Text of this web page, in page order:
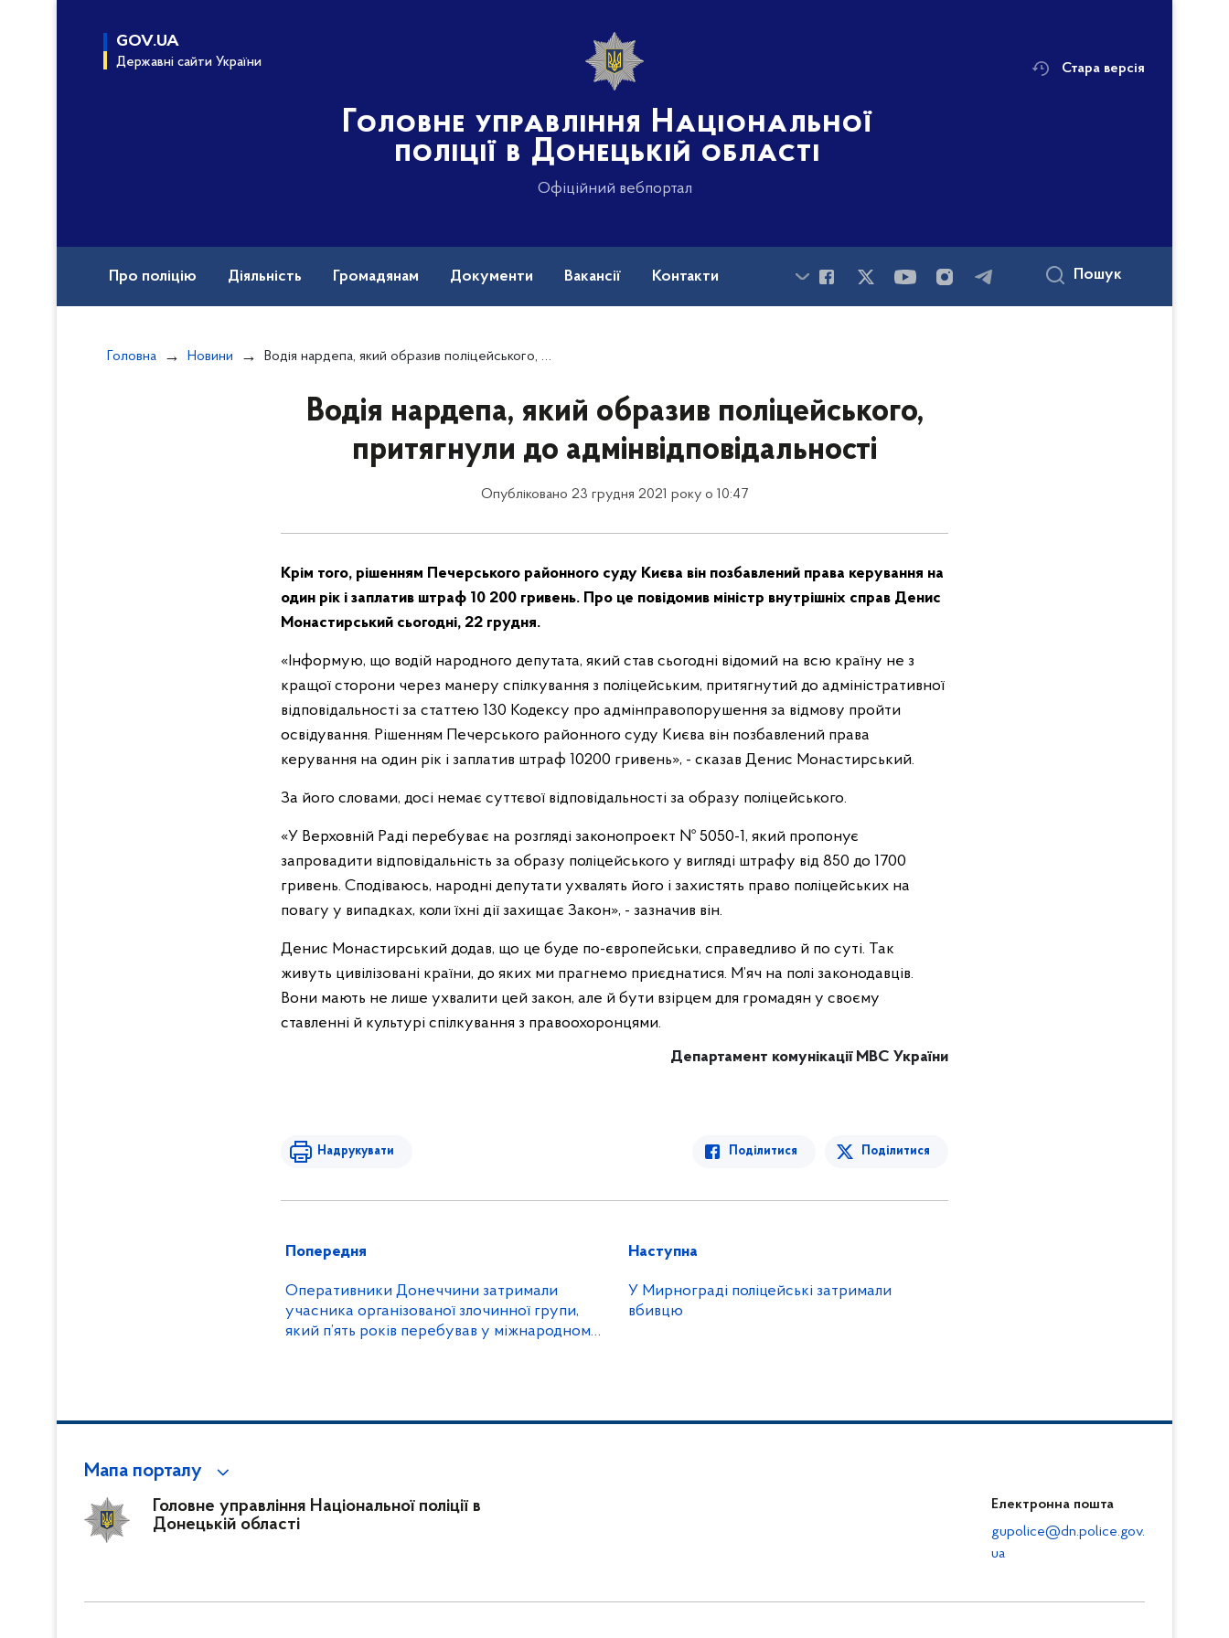
GOV.UA
Державні сайти України
Головне управління Національної
поліції в Донецькій області
Офіційний вебпортал
Стара версія
Про поліцію Діяльність Громадянам Документи Вакансії Контакти Пошук
Головна Новини Водія нардепа, який образив поліцейського, притягнули до адмінвідповідальності
Водія нардепа, який образив поліцейського,
притягнули до адмінвідповідальності
Опубліковано 23 грудня 2021 року о 10:47
Крім того, рішенням Печерського районного суду Києва він позбавлений права керування на
один рік і заплатив штраф 10 200 гривень. Про це повідомив міністр внутрішніх справ Денис
Монастирський сьогодні, 22 грудня.
«Інформую, що водій народного депутата, який став сьогодні відомий на всю країну не з
кращої сторони через манеру спілкування з поліцейським, притягнутий до адміністративної
відповідальності за статтею 130 Кодексу про адмінправопорушення за відмову пройти
освідування. Рішенням Печерського районного суду Києва він позбавлений права
керування на один рік і заплатив штраф 10200 гривень», - сказав Денис Монастирський.
За його словами, досі немає суттєвої відповідальності за образу поліцейського.
«У Верховній Раді перебуває на розгляді законопроект № 5050-1, який пропонує
запровадити відповідальність за образу поліцейського у вигляді штрафу від 850 до 1700
гривень. Сподіваюсь, народні депутати ухвалять його і захистять право поліцейських на
повагу у випадках, коли їхні дії захищає Закон», - зазначив він.
Денис Монастирський додав, що це буде по-європейськи, справедливо й по суті. Так
живуть цивілізовані країни, до яких ми прагнемо приєднатися. М’яч на полі законодавців.
Вони мають не лише ухвалити цей закон, але й бути взірцем для громадян у своєму
ставленні й культурі спілкування з правоохоронцями.
Департамент комунікації МВС України
Надрукувати Поділитися Поділитися
Попередня
Оперативники Донеччини затримали
учасника організованої злочинної групи,
який п’ять років перебував у міжнародному
Наступна
У Мирнограді поліцейські затримали
вбивцю
Мапа порталу
Головне управління Національної поліції в
Донецькій області
Електронна пошта
gupolice@dn.police.gov.
ua